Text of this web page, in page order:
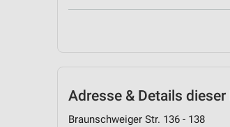
Adresse & Details dieser
Braunschweiger Str. 136 - 138